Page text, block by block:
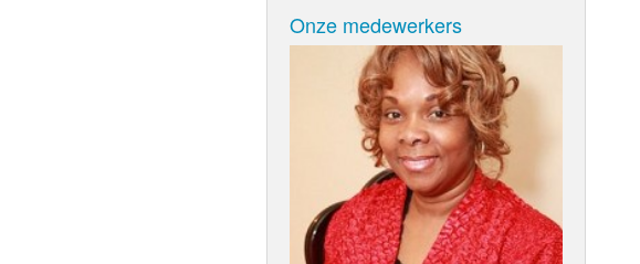
Onze medewerkers